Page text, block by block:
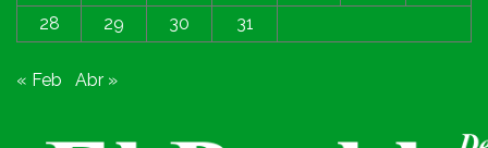
28
29 30 31
« Feb Abr »